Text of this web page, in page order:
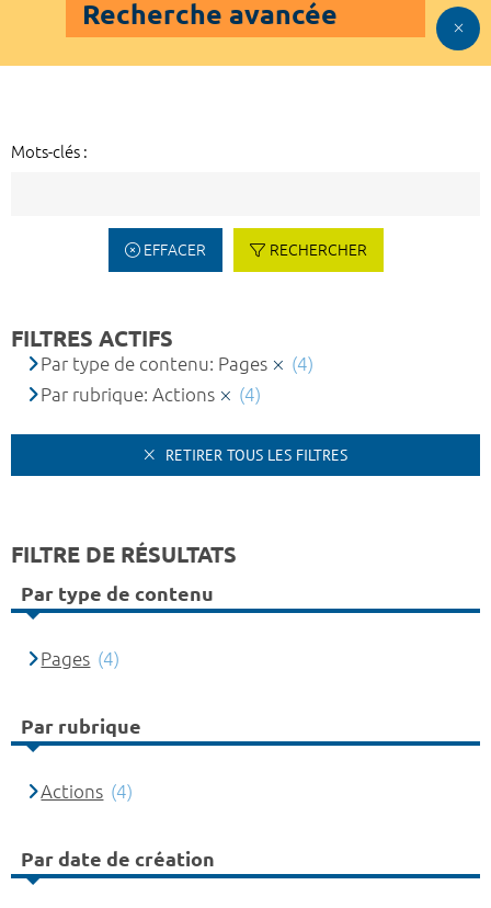
Recherche avancée
Mots-clés :
EFFACER RECHERCHER
FILTRES ACTIFS
Par type de contenu: Pages
(4)
Par rubrique: Actions
(4)
RETIRER TOUS LES FILTRES
FILTRE DE RÉSULTATS
Par type de contenu
Pages (4)
Par rubrique
Actions (4)
Par date de création